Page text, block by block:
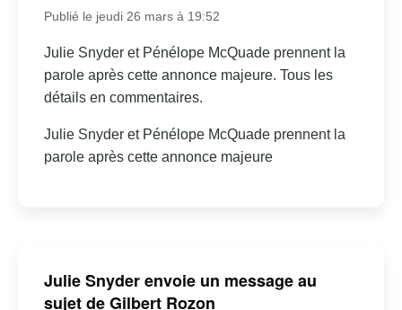
Publié le jeudi 26 mars à 19:52
Julie Snyder et Pénélope McQuade prennent la
parole après cette annonce majeure. Tous les
détails en commentaires.
Julie Snyder et Pénélope McQuade prennent la
parole après cette annonce majeure
Julie Snyder envoie un message au
sujet de Gilbert Rozon